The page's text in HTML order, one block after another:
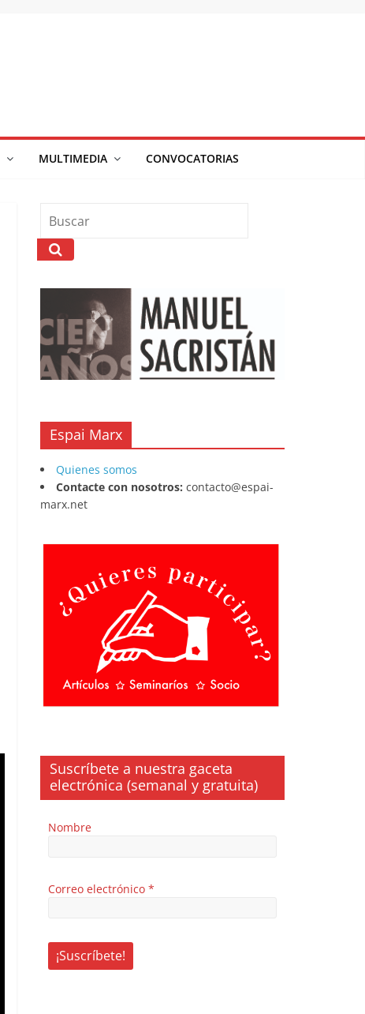
MULTIMEDIA CONVOCATORIAS
Espai Marx
Quienes somos
Contacte con nosotros: contacto@espai-
marx.net
Suscríbete a nuestra gaceta
electrónica (semanal y gratuita)
Nombre
Correo electrónico *